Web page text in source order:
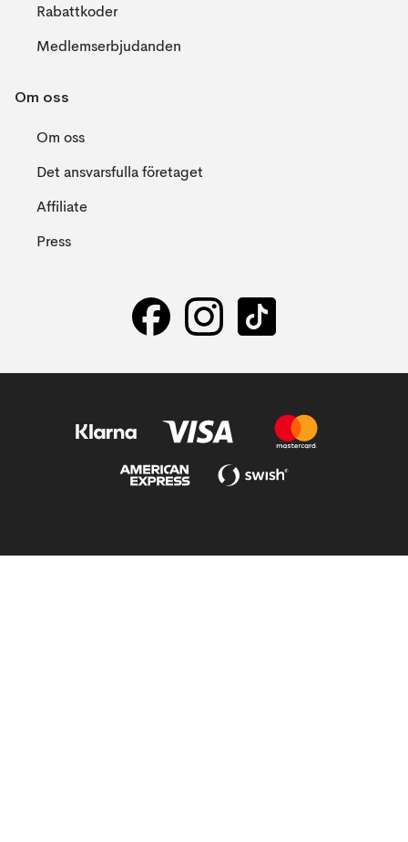
Rabattkoder
Medlemserbjudanden
Om oss
Om oss
Det ansvarsfulla företaget
Affiliate
Press